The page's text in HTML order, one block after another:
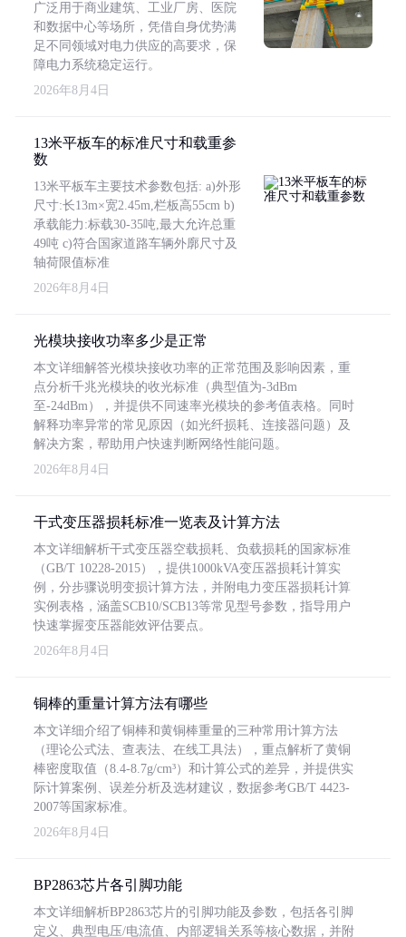
广泛用于商业建筑、工业厂房、医院
和数据中心等场所，凭借自身优势满
足不同领域对电力供应的高要求，保
障电力系统稳定运行。
2026年8月4日
13米平板车的标准尺寸和载重参
数
13米平板车主要技术参数包括: a)外形
尺寸:长13m×宽2.45m,栏板高55cm b)
承载能力:标载30-35吨,最大允许总重
49吨 c)符合国家道路车辆外廓尺寸及
轴荷限值标准
2026年8月4日
光模块接收功率多少是正常
本文详细解答光模块接收功率的正常范围及影响因素，重
点分析千兆光模块的收光标准（典型值为-3dBm
至-24dBm），并提供不同速率光模块的参考值表格。同时
解释功率异常的常见原因（如光纤损耗、连接器问题）及
解决方案，帮助用户快速判断网络性能问题。
2026年8月4日
干式变压器损耗标准一览表及计算方法
本文详细解析干式变压器空载损耗、负载损耗的国家标准
（GB/T 10228-2015），提供1000kVA变压器损耗计算实
例，分步骤说明变损计算方法，并附电力变压器损耗计算
实例表格，涵盖SCB10/SCB13等常见型号参数，指导用户
快速掌握变压器能效评估要点。
2026年8月4日
铜棒的重量计算方法有哪些
本文详细介绍了铜棒和黄铜棒重量的三种常用计算方法
（理论公式法、查表法、在线工具法），重点解析了黄铜
棒密度取值（8.4-8.7g/cm³）和计算公式的差异，并提供实
际计算案例、误差分析及选材建议，数据参考GB/T 4423-
2007等国家标准。
2026年8月4日
BP2863芯片各引脚功能
本文详细解析BP2863芯片的引脚功能及参数，包括各引脚
定义、典型电压/电流值、内部逻辑关系等核心数据，并附